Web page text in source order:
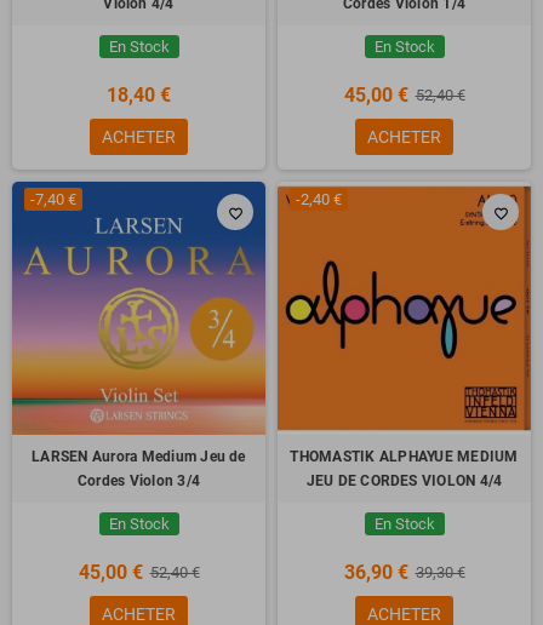
Violon 4/4
En Stock
18,40 €
ACHETER
Cordes Violon 1/4
En Stock
45,00 € 52,40 €
ACHETER
favorite_border
-7,40 €
LARSEN Aurora Medium Jeu de
Cordes Violon 3/4
En Stock
45,00 € 52,40 €
ACHETER
favorite_border
-2,40 €
THOMASTIK ALPHAYUE MEDIUM
JEU DE CORDES VIOLON 4/4
En Stock
36,90 € 39,30 €
ACHETER